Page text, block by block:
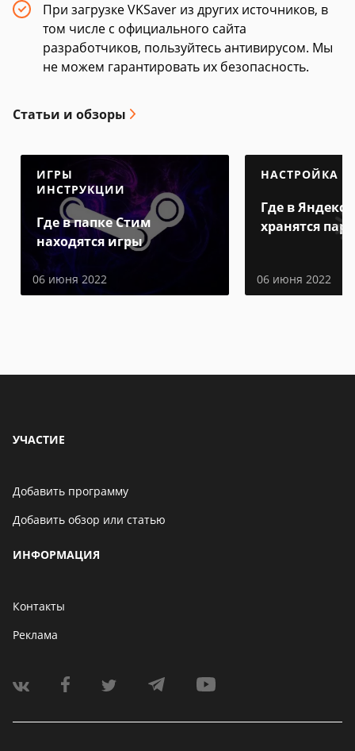
При загрузке VKSaver из других источников, в
том числе с официального сайта
разработчиков, пользуйтесь антивирусом. Мы
не можем гарантировать их безопасность.
Статьи и обзоры
ИГРЫ
ИНСТРУКЦИИ
Где в папке Стим
находятся игры
06 июня 2022
НАСТРОЙКА
Где в Яндекс
хранятся
06 июня 2022
УЧАСТИЕ
Добавить программу
Добавить обзор или статью
ИНФОРМАЦИЯ
Контакты
Реклама